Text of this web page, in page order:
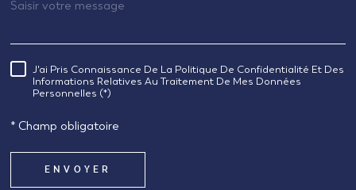
RÈGLEMENTATION
J'ai Pris Connaissance De La Politique De Confidentialité Et Des
Informations Relatives Au Traitement De Mes Données
Personnelles (*)
* Champ obligatoire
ENVOYER